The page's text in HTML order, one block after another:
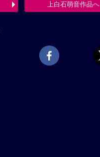
上白石萌音作品へ